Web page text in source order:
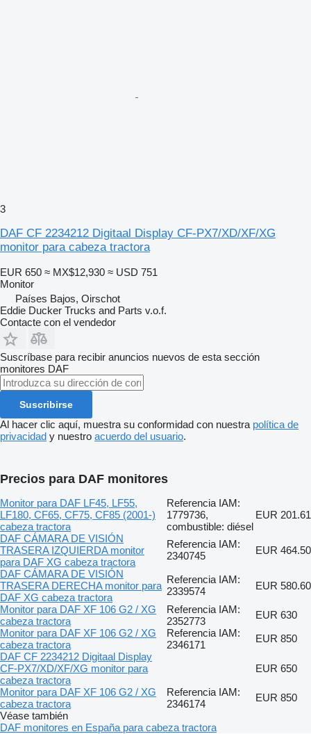
3
DAF CF 2234212 Digitaal Display CF-PX7/XD/XF/XG
monitor para cabeza tractora
EUR 650 ≈ MX$12,930 ≈ USD 751
Monitor
Países Bajos, Oirschot
Eddie Ducker Trucks and Parts v.o.f.
Contacte con el vendedor
Suscríbase para recibir anuncios nuevos de esta sección
monitores DAF
Suscribirse
Al hacer clic aquí, muestra su conformidad con nuestra política de
privacidad y nuestro acuerdo del usuario.
Precios para DAF monitores
Monitor para DAF LF45, LF55,
LF180, CF65, CF75, CF85 (2001-)
cabeza tractora
Referencia IAM:
1779736,
combustible: diésel
EUR 201.61
DAF CÁMARA DE VISIÓN
TRASERA IZQUIERDA monitor
para DAF XG cabeza tractora
Referencia IAM:
2340745
EUR 464.50
DAF CÁMARA DE VISIÓN
TRASERA DERECHA monitor para
DAF XG cabeza tractora
Referencia IAM:
2339574
EUR 580.60
Monitor para DAF XF 106 G2 / XG
cabeza tractora
Referencia IAM:
2352773
EUR 630
Monitor para DAF XF 106 G2 / XG
cabeza tractora
Referencia IAM:
2346171
EUR 850
DAF CF 2234212 Digitaal Display
CF-PX7/XD/XF/XG monitor para
cabeza tractora
EUR 650
Monitor para DAF XF 106 G2 / XG
cabeza tractora
Referencia IAM:
2346174
EUR 850
Véase también
DAF monitores en España para cabeza tractora